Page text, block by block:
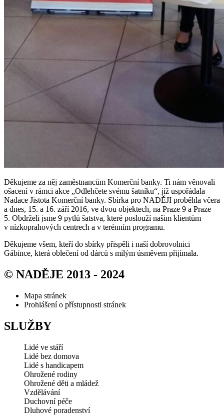
Děkujeme za něj zaměstnancům Komerční banky. Ti nám věnovali
ošacení v rámci akce „Odlehčete svému šatníku“, jíž uspořádala
Nadace Jistota Komerční banky. Sbírka pro NADĚJI proběhla včera
a dnes, 15. a 16. září 2016, ve dvou objektech, na Praze 9 a Praze
5. Obdrželi jsme 9 pytlů šatstva, které poslouží našim klientům
v nízkoprahových centrech a v terénním programu.
Děkujeme všem, kteří do sbírky přispěli i naší dobrovolnici
Gábince, která oblečení od dárců s milým úsměvem přijímala.
© NADĚJE 2013 - 2024
Mapa stránek
Prohlášení o přístupnosti stránek
SLUŽBY
Lidé ve stáří
Lidé bez domova
Lidé s handicapem
Ohrožené rodiny
Ohrožené děti a mládež
Vzdělávání
Duchovní péče
Dluhové poradenství